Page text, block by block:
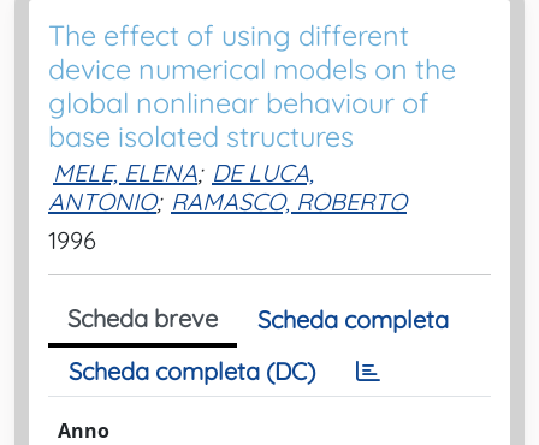
The effect of using different
device numerical models on the
global nonlinear behaviour of
base isolated structures
MELE, ELENA; DE LUCA,
ANTONIO; RAMASCO, ROBERTO
1996
Scheda breve
Scheda completa
Scheda completa (DC)
Anno